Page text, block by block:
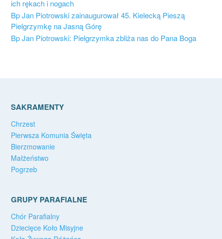
ich rękach i nogach
Bp Jan Piotrowski zainaugurował 45. Kielecką Pieszą
Pielgrzymkę na Jasną Górę
Bp Jan Piotrowski: Pielgrzymka zbliża nas do Pana Boga
SAKRAMENTY
Chrzest
Pierwsza Komunia Święta
Bierzmowanie
Małżeństwo
Pogrzeb
GRUPY PARAFIALNE
Chór Parafialny
Dziecięce Koło Misyjne